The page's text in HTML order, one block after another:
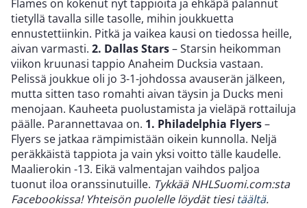
Flames on kokenut nyt tappioita ja ehkäpä palannut
tietyllä tavalla sille tasolle, mihin joukkuetta
ennustettiinkin. Pitkä ja vaikea kausi on tiedossa heille,
aivan varmasti. 2. Dallas Stars– Starsin heikomman
viikon kruunasi tappio Anaheim Ducksia vastaan.
Pelissä joukkue oli jo 3-1-johdossa avauserän jälkeen,
mutta sitten taso romahti aivan täysin ja Ducks meni
menojaan. Kauheeta puolustamista ja vieläpä rottailuja
päälle. Parannettavaa on. 1. Philadelphia Flyers–
Flyers se jatkaa rämpimistään oikein kunnolla. Neljä
peräkkäistä tappiota ja vain yksi voitto tälle kaudelle.
Maalierokin -13. Eikä valmentajan vaihdos paljoa
tuonut iloa oranssinutuille. Tykkää NHLSuomi.com:sta
Facebookissa! Yhteisön puolelle löydät tiesitäältä.